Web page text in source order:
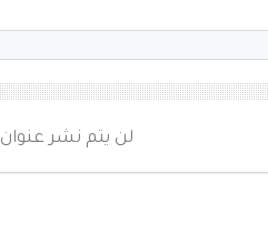
لن يتم نشر عنوان